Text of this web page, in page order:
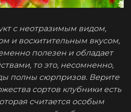
с неотразимым видом,
и восхитительным вкусом,
полезен и обладает
то это, несомненно,
полны сюрпризов. Верите
сортов клубники есть
считается особым